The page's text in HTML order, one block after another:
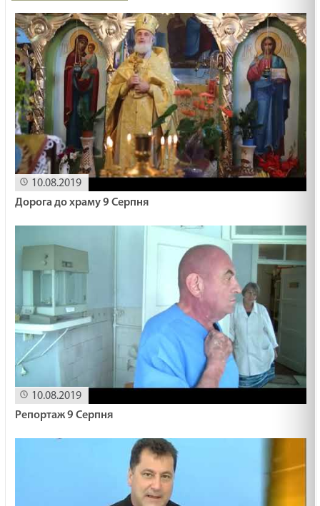
Ти сьогодні молодший чи старший син? Неділя
про блудного сина. Лк
19.02.2025
КУДИ ПАЛКА ВПАДЕ /1503/ Майтеся файно
19.02.2025
НЕ ДО КІНЦЯ /1502/ Майтеся файно
19.02.2025
МАШИНА ЧАСУ /1501/ Майтеся файно
ПЕРЕЛОМ ЖИТТЯ /1500/ Майтеся файно
19.02.2025
Знатися з Ісусом
ВМІТИ ЦІНУВАТИ /1499/ Майтеся файно
19.02.2025
10.08.2019
Дорога до храму 9 Серпня
10.08.2019
Репортаж 9 Серпня